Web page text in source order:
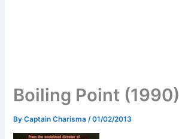
Boiling Point (1990)
ByCaptain Charisma /01/02/2013